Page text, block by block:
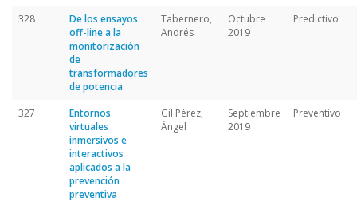
328
De los ensayos
off-line a la
monitorización
de
transformadores
de potencia
Tabernero,
Andrés
Octubre
2019
Predictivo
327
Entornos
virtuales
inmersivos e
interactivos
aplicados a la
prevención
preventiva
Gil Pérez,
Ángel
Septiembre
2019
Preventivo